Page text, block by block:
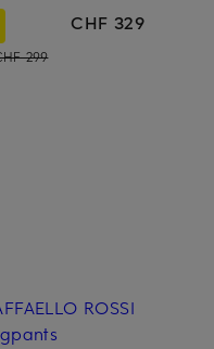
299
CHF 329
ROSSI